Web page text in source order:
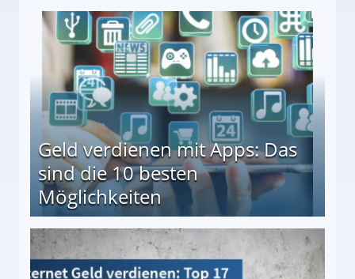
↻ Täglich neue Produkttests
Geld verdienen mit Apps: Das
sind die 10 besten
Möglichkeiten
besten Möglichkeiten